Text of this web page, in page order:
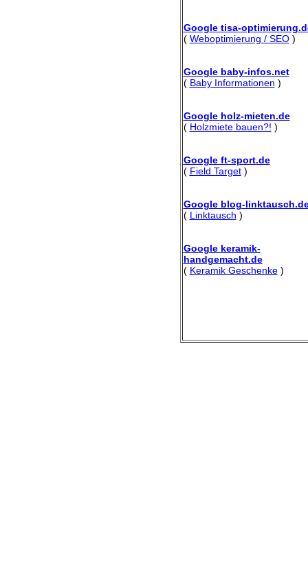
Google tisa-
( Weboptimierung / SEO)
Google baby-infos.net
( Baby Informationen )
Google holz-mieten.de
( Holzmiete bauen?! )
Google ft-sport.de
( Field Target)
Google blog-
( Linktausch )
Google keramik-
handgemacht.de
( Keramik Geschenke)